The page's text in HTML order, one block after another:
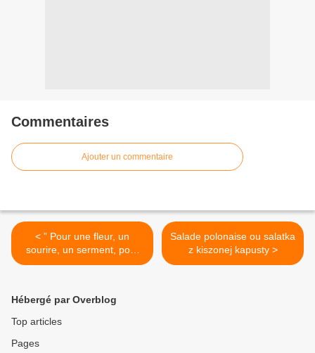
Commentaires
Ajouter un commentaire
< ” Pour une fleur, un
sourire, un serment, pour
l’ombre d’un regard… “
Salade polonaise ou salatka
z kiszonej kapusty >
Hébergé par Overblog
Top articles
Pages